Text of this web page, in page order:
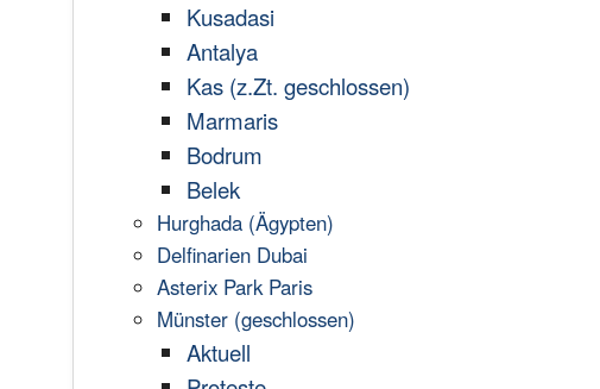
Kusadasi
Antalya
Kas (z.Zt. geschlossen)
Marmaris
Bodrum
Belek
Hurghada (Ägypten)
Delfinarien Dubai
Asterix Park Paris
Münster (geschlossen)
Aktuell